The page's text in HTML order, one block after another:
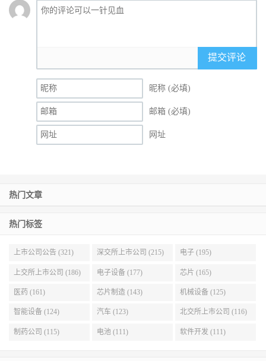
提交评论
昵称 (必填)
邮箱 (必填)
网址
热门文章
热门标签
上市公司公告 (321) 深交所上市公司 (215) 电子 (195)
上交所上市公司 (186) 电子设备 (177) 芯片 (165)
医药 (161) 芯片制造 (143) 机械设备 (125)
智能设备 (124) 汽车 (123) 北交所上市公司 (116)
制药公司 (115) 电池 (111) 软件开发 (111)